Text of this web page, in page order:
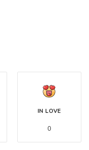
IN LOVE
0